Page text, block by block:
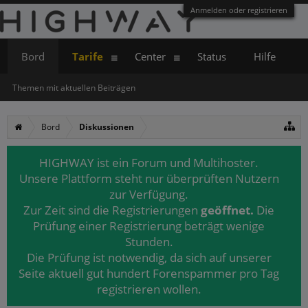
Anmelden oder registrieren
Bord Diskussionen
HIGHWAY ist ein Forum und Multihoster.
Unsere Plattform steht nur überprüften Nutzern
zur Verfügung.
Zur Zeit sind die Registrierungen geöffnet. Die
Prüfung einer Registrierung beträgt wenige
Stunden.
Die Prüfung ist notwendig, da sich auf unserer
Seite aktuell gut hundert Forenspammer pro Tag
registrieren wollen.
Bord
Themen mit aktuellen Beiträgen
Tarife Center Status Hilfe